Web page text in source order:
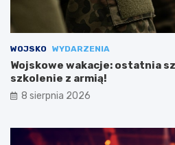
WOJSKO WYDARZENIA
Wojskowe wakacje: ostatnia
szkolenie z armią!
8 sierpnia 2026